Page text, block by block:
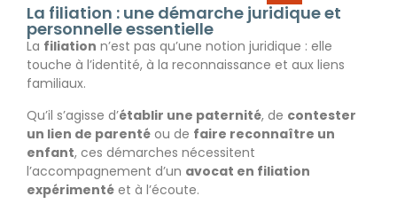
La filiation : une démarche juridique et
personnelle essentielle
La filiation n’est pas qu’une notion juridique : elle
touche à l’identité, à la reconnaissance et aux liens
familiaux.
Qu’il s’agisse d’établir une paternité, de contester
un lien de parenté ou de faire reconnaître un
enfant, ces démarches nécessitent
l’accompagnement d’un avocat en filiation
expérimenté et à l’écoute.